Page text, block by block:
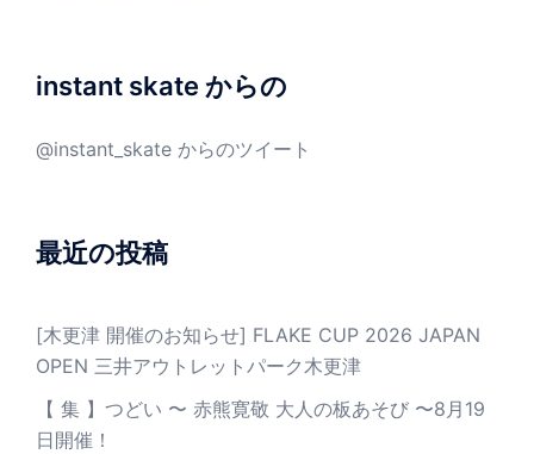
instant skate からの
@instant_skate からのツイート
最近の投稿
[木更津 開催のお知らせ] FLAKE CUP 2026 JAPAN
OPEN 三井アウトレットパーク木更津
【 集 】つどい 〜 赤熊寛敬 大人の板あそび 〜8月19
日開催！